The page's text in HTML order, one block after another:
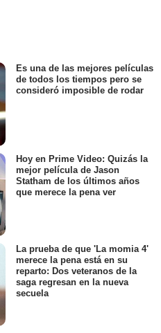
Es una de las mejores películas
de todos los tiempos pero se
consideró imposible de rodar
Hoy en Prime Video: Quizás la
mejor película de Jason
Statham de los últimos años
que merece la pena ver
La prueba de que 'La momia 4'
merece la pena está en su
reparto: Dos veteranos de la
saga regresan en la nueva
secuela